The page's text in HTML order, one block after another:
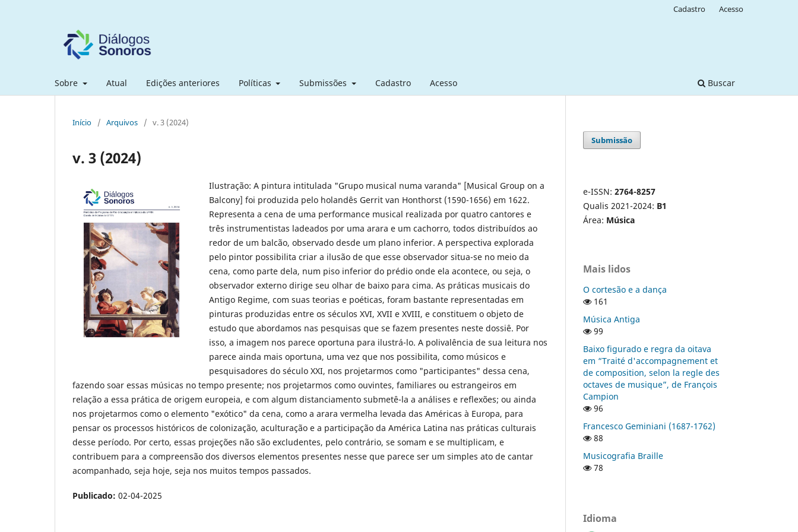
Sobre Atual Edições anteriores Políticas Submissões Cadastro Acesso Buscar
Cadastro Acesso
Início / Arquivos / v. 3 (2024)
v. 3 (2024)
Ilustração: A pintura intitulada "Grupo musical numa varanda" [Musical Group on a
Balcony] foi produzida pelo holandês Gerrit van Honthorst (1590-1656) em 1622.
Representa a cena de uma performance musical realizada por quatro cantores e
três instrumentistas ladeados por uma arara e um cachorro, todos distribuídos ao
redor de um balcão, observado desde um plano inferior. A perspectiva explorada
pelo pintor possibilita criar a ilusão de que esse observador situa-se no meio da
cena, como parte dela, num piso inferior do prédio onde ela acontece, ou seja, o
observador externo dirige seu olhar de baixo para cima. As práticas musicais do
Antigo Regime, com suas teorias e poéticas, foram bastante representadas em
pinturas produzidas entre os séculos XVI, XVII e XVIII, e constituem o objeto de
estudo que abordamos nas pesquisas que se fazem presentes neste dossiê. Por
isso, a imagem nos parece oportuna para ilustrá-lo. A polivalência de sua leitura nos
parece ainda mais oportuna, uma vez que nos possibilita, como músicos e
pesquisadores do século XXI, nos projetarmos como "participantes" dessa cena,
fazendo soar essas músicas no tempo presente; nos projetarmos como ouvintes, familiares ou estrangeiros em
relação a essa prática de origem europeia, e com algum distanciamento submetê-la a análises e reflexões; ou ainda
nos projetarmos como o elemento "exótico" da cena, como a arara vermelha levada das Américas à Europa, para
pensar os processos históricos de colonização, aculturação e a participação da América Latina nas práticas culturais
desse período. Por certo, essas projeções não são excludentes, pelo contrário, se somam e se multiplicam, e
contribuem para a compreensão dos diversos elementos presentes nesse que parece ser um simples ato de cantar
acompanhado, seja hoje, seja nos muitos tempos passados.
Publicado: 02-04-2025
Submissão
e-ISSN: 2764-8257
Qualis 2021-2024: B1
Área: Música
Mais lidos
O cortesão e a dança
161
Música Antiga
99
Baixo figurado e regra da oitava
em “Traité d'accompagnement et
de composition, selon la regle des
octaves de musique”, de François
Campion
96
Francesco Geminiani (1687-1762)
88
Musicografia Braille
78
Idioma